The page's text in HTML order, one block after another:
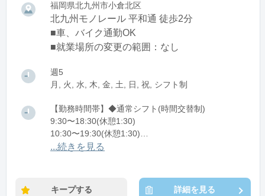
福岡県北九州市小倉北区
北九州モノレール 平和通 徒歩2分
■車、バイク通勤OK
■就業場所の変更の範囲：なし
週5
月, 火, 水, 木, 金, 土, 日, 祝, シフト制
【勤務時間帯】◆通常シフト(時間交替制)
9:30〜18:30(休憩1:30)
10:30〜19:30(休憩1:30)
11:30〜20:30(休憩1:30)
...続きを見る
キープする 詳細を見る